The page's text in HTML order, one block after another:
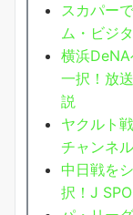
スカパー
ム・ビジ
横浜
一択！放
説
ヤクルト
チャンネ
中日戦を
択！J